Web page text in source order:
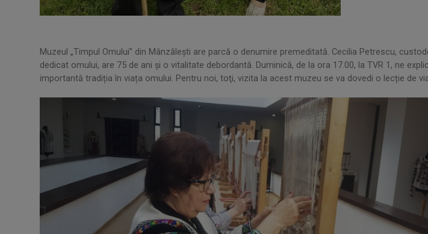
Muzeul „Timpul Omului” din Mânzăleşti are parcă o denumire premeditată. Cecilia Petrescu,
dedicat omului, are 75 de ani și o vitalitate debordantă. Duminică, de la ora 17.00, la TVR 1, ne
importantă tradiția în viața omului. Pentru noi, toţi, vizita la acest muzeu se va dovedi o lecție de